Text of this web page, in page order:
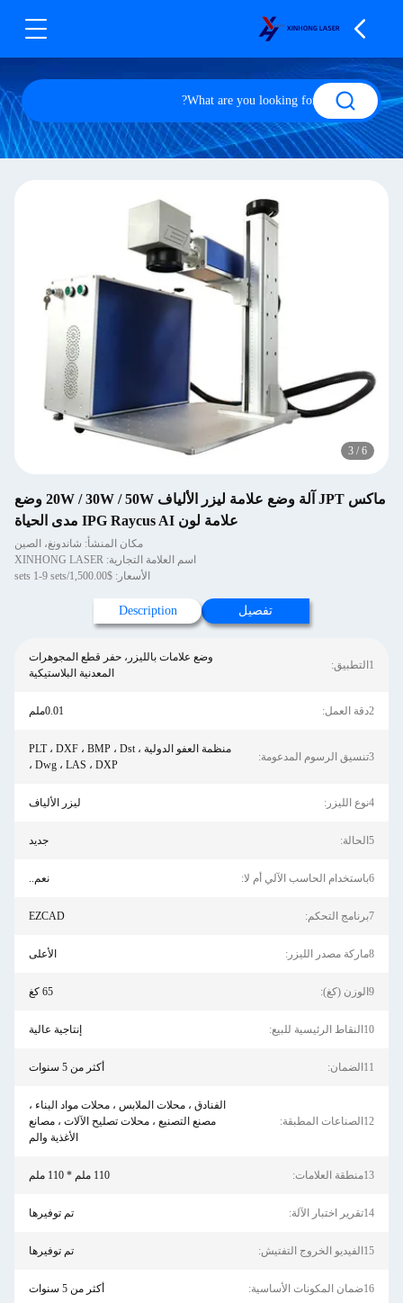
3 / 6
ماكس JPT آلة وضع علامة ليزر الألياف 20W / 30W / 50W وضع
علامة لون IPG Raycus AI مدى الحياة
مكان المنشأ: شاندونغ، الصين
اسم العلامة التجارية: XINHONG LASER
الأسعار: $1,500.00/sets 1-9 sets
تفصيل Description
1التطبيق:
وضع علامات بالليزر، حفر قطع المجوهرات
المعدنية البلاستيكية
2دقة العمل: 0.01ملم
3تنسيق الرسوم المدعومة:
منظمة العفو الدولية ، PLT ، DXF ، BMP ، Dst
، Dwg ، LAS ، DXP
4نوع الليزر: ليزر الألياف
5الحالة: جديد
6باستخدام الحاسب الآلي أم لا: نعم..
7برنامج التحكم: EZCAD
8ماركة مصدر الليزر: الأعلى
9الوزن (كغ): 65 كغ
10النقاط الرئيسية للبيع: إنتاجية عالية
11الضمان: أكثر من 5 سنوات
12الصناعات المطبقة:
الفنادق ، محلات الملابس ، محلات مواد البناء ،
مصنع التصنيع ، محلات تصليح الآلات ، مصانع
الأغذية والم
13منطقة العلامات: 110 ملم * 110 ملم
14تقرير اختبار الآلة: تم توفيرها
15الفيديو الخروج التفتيش: تم توفيرها
16ضمان المكونات الأساسية: أكثر من 5 سنوات